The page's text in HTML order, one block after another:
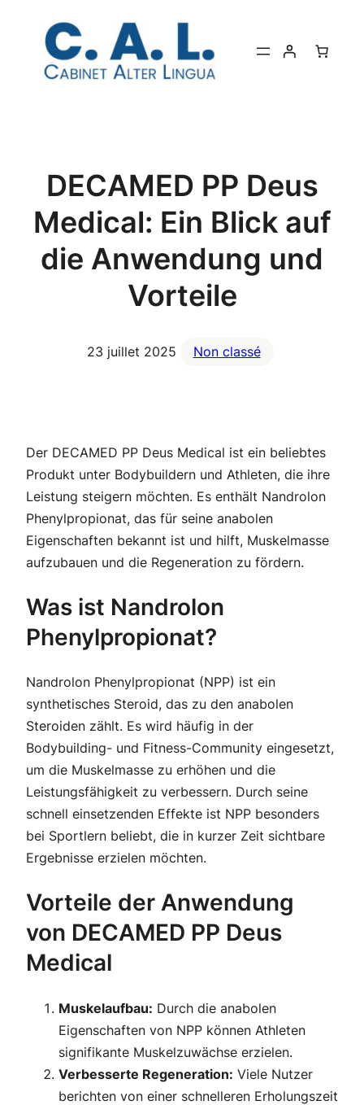
contenu
DECAMED PP Deus
Medical: Ein Blick auf
die Anwendung und
Vorteile
23 juillet 2025 Non classé
Der DECAMED PP Deus Medical ist ein beliebtes
Produkt unter Bodybuildern und Athleten, die ihre
Leistung steigern möchten. Es enthält Nandrolon
Phenylpropionat, das für seine anabolen
Eigenschaften bekannt ist und hilft, Muskelmasse
aufzubauen und die Regeneration zu fördern.
Was ist Nandrolon
Phenylpropionat?
Nandrolon Phenylpropionat (NPP) ist ein
synthetisches Steroid, das zu den anabolen
Steroiden zählt. Es wird häufig in der
Bodybuilding- und Fitness-Community eingesetzt,
um die Muskelmasse zu erhöhen und die
Leistungsfähigkeit zu verbessern. Durch seine
schnell einsetzenden Effekte ist NPP besonders
bei Sportlern beliebt, die in kurzer Zeit sichtbare
Ergebnisse erzielen möchten.
Vorteile der Anwendung
von DECAMED PP Deus
Medical
Muskelaufbau: Durch die anabolen
Eigenschaften von NPP können Athleten
signifikante Muskelzuwächse erzielen.
Verbesserte Regeneration: Viele Nutzer
berichten von einer schnelleren Erholungszeit